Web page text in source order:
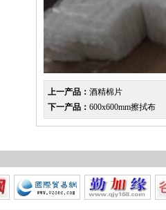
上一产品： 酒精棉片
下一产品： 600x600mm擦拭布